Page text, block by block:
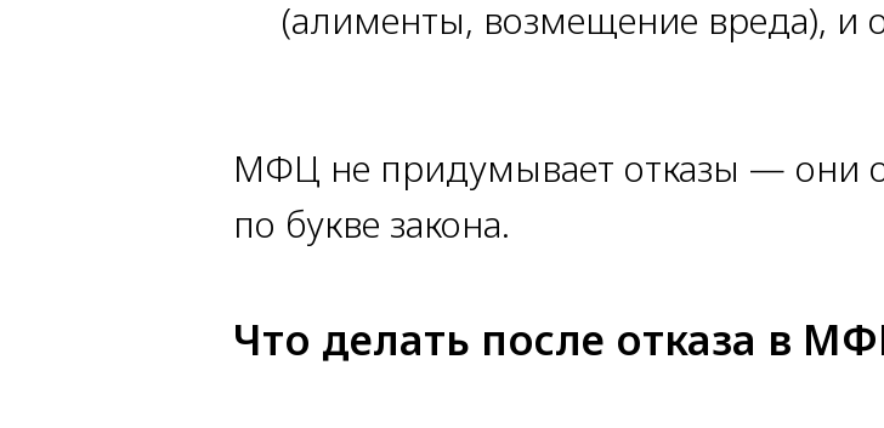
(алименты, возмещение вреда), и
МФЦ не придумывает отказы — они
по букве закона.
Что делать после отказа в